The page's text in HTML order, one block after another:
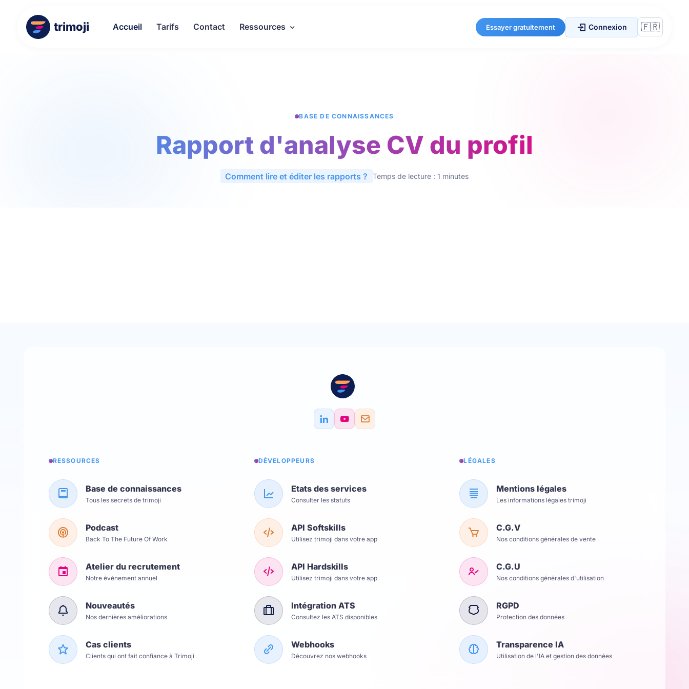
trimoji Accueil Tarifs Contact Ressources Essayer gratuitement Connexion
BASE DE CONNAISSANCES
Rapport d'analyse CV du profil
Comment lire et éditer les rapports ? Temps de lecture : 1 minutes
RESSOURCES
Base de connaissances
Tous les secrets de trimoji
Podcast
Back To The Future Of Work
Atelier du recrutement
Notre évènement annuel
Nouveautés
Nos dernières améliorations
Cas clients
Clients qui ont fait confiance à Trimoji
DÉVELOPPEURS
Etats des services
Consulter les statuts
API Softskills
Utilisez trimoji dans votre app
API Hardskills
Utilisez trimoji dans votre app
Intégration ATS
Consultez les ATS disponibles
Webhooks
Découvrez nos webhooks
LÉGALES
Mentions légales
Les informations légales trimoji
C.G.V
Nos conditions générales de vente
C.G.U
Nos conditions générales d'utilisation
RGPD
Protection des données
Transparence IA
Utilisation de l'IA et gestion des données